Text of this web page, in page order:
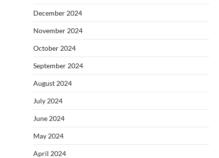
December 2024
November 2024
October 2024
September 2024
August 2024
July 2024
June 2024
May 2024
April 2024